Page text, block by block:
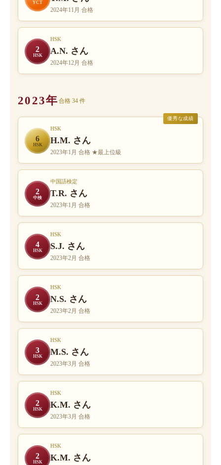
YCT
2024年11月 合格
2
HSK
HSK
A.N. さん
2024年12月 合格
2023年 合格 34 件
優秀な成績
6
HSK
HSK
H.M. さん
2023年1月 合格 ★最上位級
2
中検
中国語検定
T.R. さん
2023年1月 合格
4
HSK
HSK
S.J. さん
2023年2月 合格
2
HSK
HSK
N.S. さん
2023年2月 合格
3
HSK
HSK
M.S. さん
2023年3月 合格
2
HSK
HSK
K.M. さん
2023年3月 合格
2
HSK
HSK
K.M. さん